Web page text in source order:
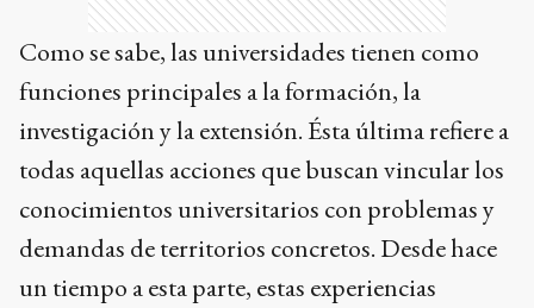
Como se sabe, las universidades tienen como
funciones principales a la formación, la
investigación y la extensión. Ésta última refiere a
todas aquellas acciones que buscan vincular los
conocimientos universitarios con problemas y
demandas de territorios concretos. Desde hace
un tiempo a esta parte, estas experiencias